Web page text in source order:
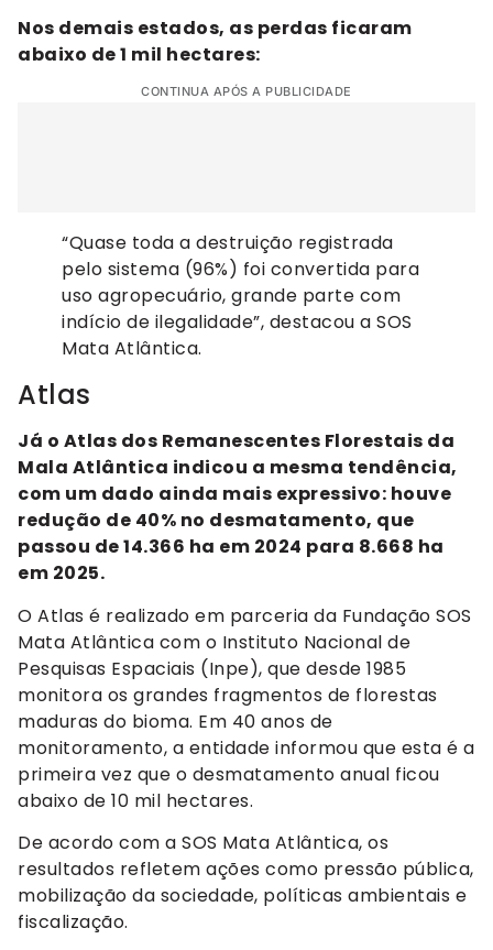
Nos demais estados, as perdas ficaram
abaixo de 1 mil hectares:
CONTINUA APÓS A PUBLICIDADE
“Quase toda a destruição registrada
pelo sistema (96%) foi convertida para
uso agropecuário, grande parte com
indício de ilegalidade”, destacou a SOS
Mata Atlântica.
Atlas
Já o Atlas dos Remanescentes Florestais da
Mala Atlântica indicou a mesma tendência,
com um dado ainda mais expressivo: houve
redução de 40% no desmatamento, que
passou de 14.366 ha em 2024 para 8.668 ha
em 2025.
O Atlas é realizado em parceria da Fundação SOS
Mata Atlântica com o Instituto Nacional de
Pesquisas Espaciais (Inpe), que desde 1985
monitora os grandes fragmentos de florestas
maduras do bioma. Em 40 anos de
monitoramento, a entidade informou que esta é a
primeira vez que o desmatamento anual ficou
abaixo de 10 mil hectares.
De acordo com a SOS Mata Atlântica, os
resultados refletem ações como pressão pública,
mobilização da sociedade, políticas ambientais e
fiscalização.